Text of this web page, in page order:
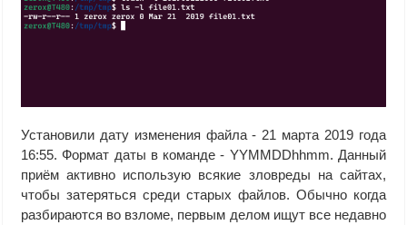
Установили дату изменения файла - 21 марта 2019 года
16:55. Формат даты в команде - YYMMDDhhmm. Данный
приём активно использую всякие зловреды на сайтах,
чтобы затеряться среди старых файлов. Обычно когда
разбираются во взломе, первым делом ищут все недавно